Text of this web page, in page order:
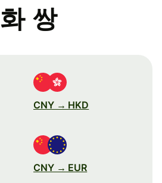
화 쌍
CNY → HKD
CNY → EUR